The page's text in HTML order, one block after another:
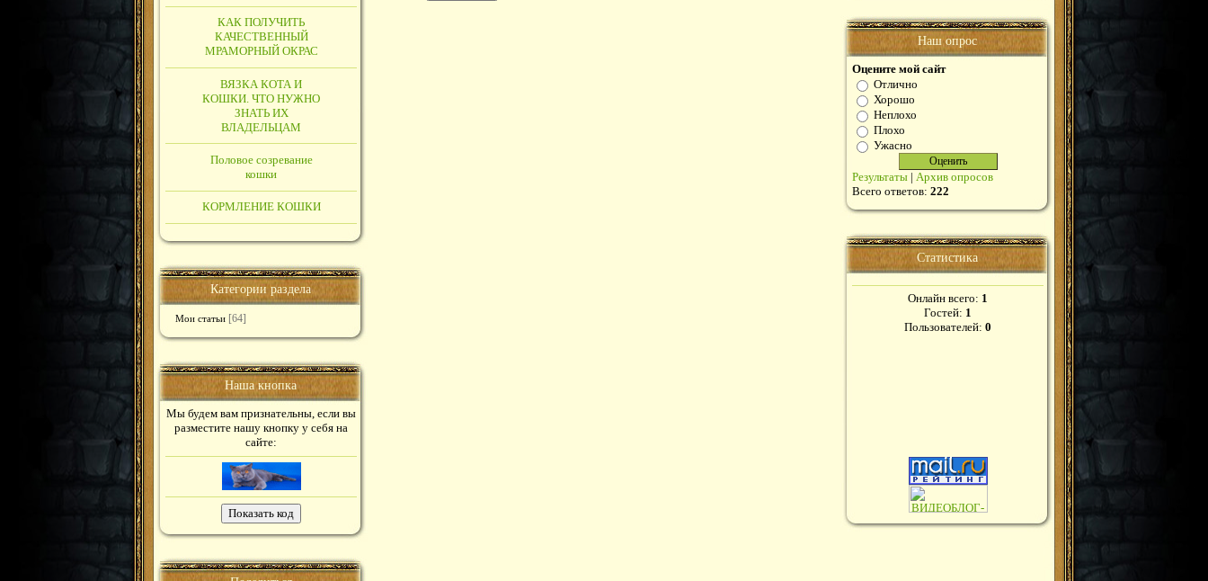
КАК ПОЛУЧИТЬ
КАЧЕСТВЕННЫЙ
МРАМОРНЫЙ ОКРАС
ВЯЗКА КОТА И
КОШКИ. ЧТО НУЖНО
ЗНАТЬ ИХ
ВЛАДЕЛЬЦАМ
Половое созревание
кошки
КОРМЛЕНИЕ КОШКИ
Категории раздела
Мои статьи [64]
Наша кнопка
Мы будем вам признательны, если вы
разместите нашу кнопку у себя на
сайте:
Наш опрос
Оцените мой сайт
Отлично
Хорошо
Неплохо
Плохо
Ужасно
Результаты | Архив опросов
Всего ответов: 222
Статистика
Онлайн всего: 1
Гостей: 1
Пользователей: 0